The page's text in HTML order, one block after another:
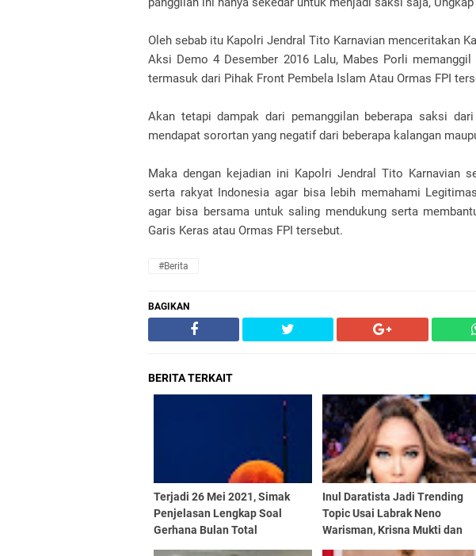
Oleh sebab itu Kapolri Jendral Tito Karnavian menceritakan
Aksi Demo 4 Desember 2016 Lalu, Mabes Porli
termasuk dari Pihak Front Pembela Islam Atau Ormas FPI
Akan tetapi dampak dari pemanggilan beberapa saksi
mendapat sorortan yang negatif dari beberapa kalangan
Maka dengan kejadian ini Kapolri Jendral Tito Karnavian
serta rakyat Indonesia agar bisa lebih memahami
agar bisa bersama untuk saling mendukung serta
Garis Keras atau Ormas FPI tersebut.
#Berita
BAGIKAN
BERITA TERKAIT
Terjadi 26 Mei 2021, Simak
Penjelasan Lengkap Soal
Gerhana Bulan Total
Inul Daratista Jadi Trending
Topic Usai Labrak Neno
Warisman, Krisna Mukti dan